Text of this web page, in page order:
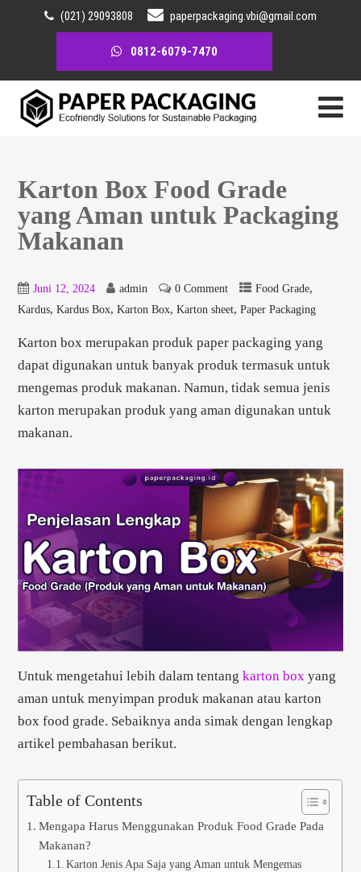
(021) 29093808 paperpackaging.vbi@gmail.com
0812-6079-7470
Karton Box Food Grade
yang Aman untuk Packaging
Makanan
Juni 12, 2024 admin 0 Comment Food Grade,
Kardus,Kardus Box,Karton Box,Karton sheet,Paper Packaging
Karton box merupakan produk paper packaging yang
dapat digunakan untuk banyak produk termasuk untuk
mengemas produk makanan. Namun, tidak semua jenis
karton merupakan produk yang aman digunakan untuk
makanan.
Untuk mengetahui lebih dalam tentangkarton box yang
aman untuk menyimpan produk makanan atau karton
box food grade. Sebaiknya anda simak dengan lengkap
artikel pembahasan berikut.
Table of Contents
Mengapa Harus Menggunakan Produk Food Grade Pada
Makanan?
Karton Jenis Apa Saja yang Aman untuk Mengemas